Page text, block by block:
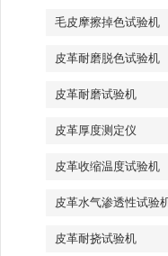
毛皮摩擦掉色试验机
皮革耐磨脱色试验机
皮革耐磨试验机
皮革厚度测定仪
皮革收缩温度试验机
皮革水气渗透性试验
皮革耐挠试验机